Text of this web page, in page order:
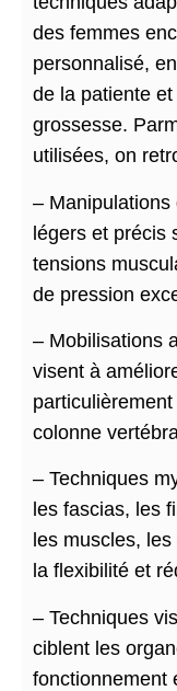
des femmes
personnalisé,
de la patiente et
grossesse.
utilisées, on
–
légers et précis
tensions
de pression
– Mobilisations
visent à
colonne
– Techniques
les fascias, les
les muscles,
la flexibilité et
– Techniques
ciblent les
fonctionnement